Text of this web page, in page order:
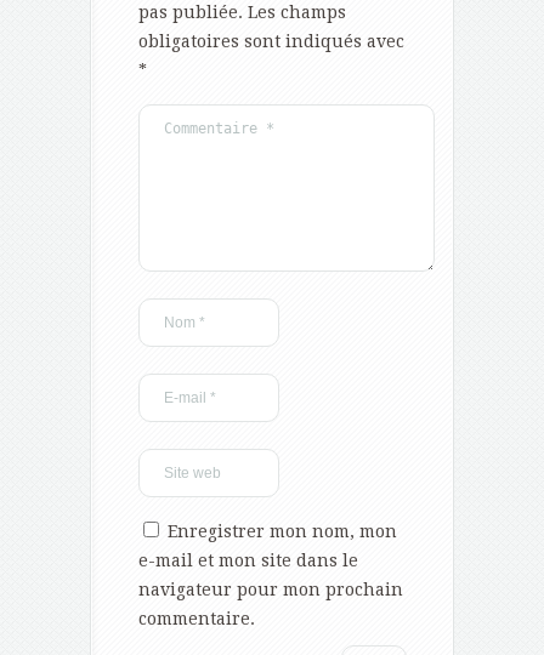
pas publiée. Les champs
obligatoires sont indiqués avec
*
Enregistrer mon nom, mon
e-mail et mon site dans le
navigateur pour mon prochain
commentaire.